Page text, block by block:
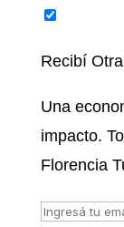
Recibí
Una
impacto.
Florencia